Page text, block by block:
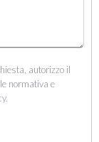
autorizzo il
normativa e